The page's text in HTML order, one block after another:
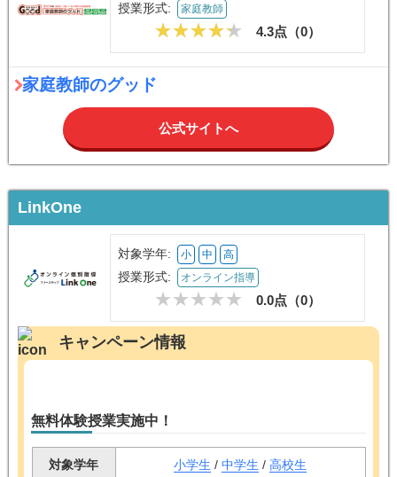
授業形式: 家庭教師
4.3点（0）
家庭教師のグッド
公式サイトへ
LinkOne
対象学年: 小 中 高
授業形式: オンライン指導
0.0点（0）
キャンペーン情報
無料体験授業実施中！
対象学年 小学生 / 中学生 / 高校生